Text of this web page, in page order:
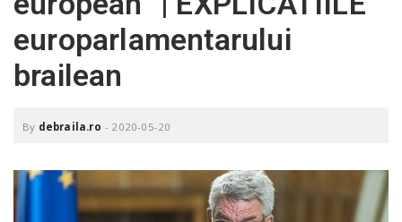
v
i
europarlamentarului
brailean
By debraila.ro - 2020-05-20